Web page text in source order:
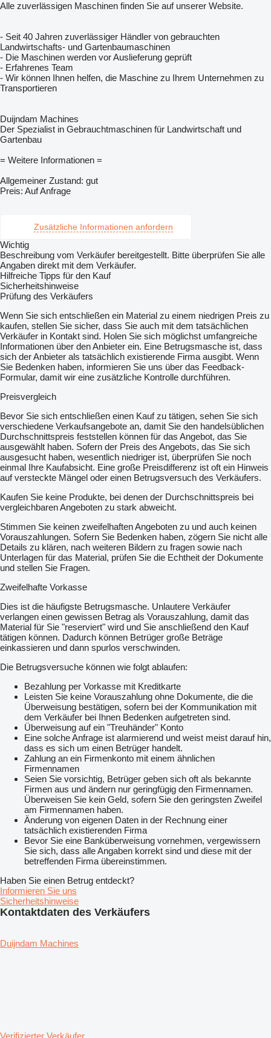
Alle zuverlässigen Maschinen finden Sie auf unserer Website.
- Seit 40 Jahren zuverlässiger Händler von gebrauchten
Landwirtschafts- und Gartenbaumaschinen
- Die Maschinen werden vor Auslieferung geprüft
- Erfahrenes Team
- Wir können Ihnen helfen, die Maschine zu Ihrem Unternehmen zu
Transportieren
Duijndam Machines
Der Spezialist in Gebrauchtmaschinen für Landwirtschaft und
Gartenbau
= Weitere Informationen =
Allgemeiner Zustand: gut
Preis: Auf Anfrage
Zusätzliche Informationen anfordern
Wichtig
Beschreibung vom Verkäufer bereitgestellt. Bitte überprüfen Sie alle
Angaben direkt mit dem Verkäufer.
Hilfreiche Tipps für den Kauf
Sicherheitshinweise
Prüfung des Verkäufers
Wenn Sie sich entschließen ein Material zu einem niedrigen Preis zu
kaufen, stellen Sie sicher, dass Sie auch mit dem tatsächlichen
Verkäufer in Kontakt sind. Holen Sie sich möglichst umfangreiche
Informationen über den Anbieter ein. Eine Betrugsmasche ist, dass
sich der Anbieter als tatsächlich existierende Firma ausgibt. Wenn
Sie Bedenken haben, informieren Sie uns über das Feedback-
Formular, damit wir eine zusätzliche Kontrolle durchführen.
Preisvergleich
Bevor Sie sich entschließen einen Kauf zu tätigen, sehen Sie sich
verschiedene Verkaufsangebote an, damit Sie den handelsüblichen
Durchschnittspreis feststellen können für das Angebot, das Sie
ausgewählt haben. Sofern der Preis des Angebots, das Sie sich
ausgesucht haben, wesentlich niedriger ist, überprüfen Sie noch
einmal Ihre Kaufabsicht. Eine große Preisdifferenz ist oft ein Hinweis
auf versteckte Mängel oder einen Betrugsversuch des Verkäufers.
Kaufen Sie keine Produkte, bei denen der Durchschnittspreis bei
vergleichbaren Angeboten zu stark abweicht.
Stimmen Sie keinen zweifelhaften Angeboten zu und auch keinen
Vorauszahlungen. Sofern Sie Bedenken haben, zögern Sie nicht alle
Details zu klären, nach weiteren Bildern zu fragen sowie nach
Unterlagen für das Material, prüfen Sie die Echtheit der Dokumente
und stellen Sie Fragen.
Zweifelhafte Vorkasse
Dies ist die häufigste Betrugsmasche. Unlautere Verkäufer
verlangen einen gewissen Betrag als Vorauszahlung, damit das
Material für Sie "reserviert" wird und Sie anschließend den Kauf
tätigen können. Dadurch können Betrüger große Beträge
einkassieren und dann spurlos verschwinden.
Die Betrugsversuche können wie folgt ablaufen:
Bezahlung per Vorkasse mit Kreditkarte
Leisten Sie keine Vorauszahlung ohne Dokumente, die die
Überweisung bestätigen, sofern bei der Kommunikation mit
dem Verkäufer bei Ihnen Bedenken aufgetreten sind.
Überweisung auf ein "Treuhänder" Konto
Eine solche Anfrage ist alarmierend und weist meist darauf hin,
dass es sich um einen Betrüger handelt.
Zahlung an ein Firmenkonto mit einem ähnlichen
Firmennamen
Seien Sie vorsichtig, Betrüger geben sich oft als bekannte
Firmen aus und ändern nur geringfügig den Firmennamen.
Überweisen Sie kein Geld, sofern Sie den geringsten Zweifel
am Firmennamen haben.
Änderung von eigenen Daten in der Rechnung einer
tatsächlich existierenden Firma
Bevor Sie eine Banküberweisung vornehmen, vergewissern
Sie sich, dass alle Angaben korrekt sind und diese mit der
betreffenden Firma übereinstimmen.
Haben Sie einen Betrug entdeckt?
Informieren Sie uns
Sicherheitshinweise
Kontaktdaten des Verkäufers
Duijndam Machines